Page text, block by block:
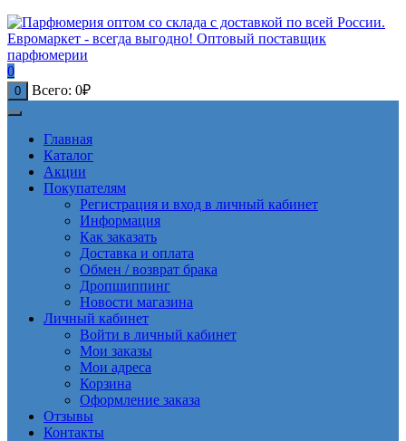
0
0 Всего: 0₽
Главная
Каталог
Акции
Покупателям
Регистрация и вход в личный кабинет
Информация
Как заказать
Доставка и оплата
Обмен / возврат брака
Дропшиппинг
Новости магазина
Личный кабинет
Войти в личный кабинет
Мои заказы
Мои адреса
Корзина
Оформление заказа
Отзывы
Контакты